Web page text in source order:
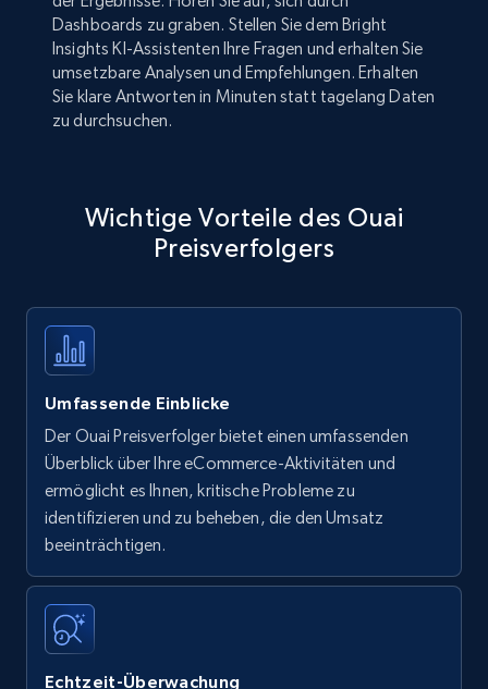
Dashboards zu graben. Stellen Sie dem Bright
Insights KI-Assistenten Ihre Fragen und erhalten Sie
umsetzbare Analysen und Empfehlungen. Erhalten
Sie klare Antworten in Minuten statt tagelang Daten
zu durchsuchen.
Wichtige Vorteile des Ouai
Preisverfolgers
Umfassende Einblicke
Der Ouai Preisverfolger bietet einen umfassenden
Überblick über Ihre eCommerce-Aktivitäten und
ermöglicht es Ihnen, kritische Probleme zu
identifizieren und zu beheben, die den Umsatz
beeinträchtigen.
Echtzeit-Überwachung